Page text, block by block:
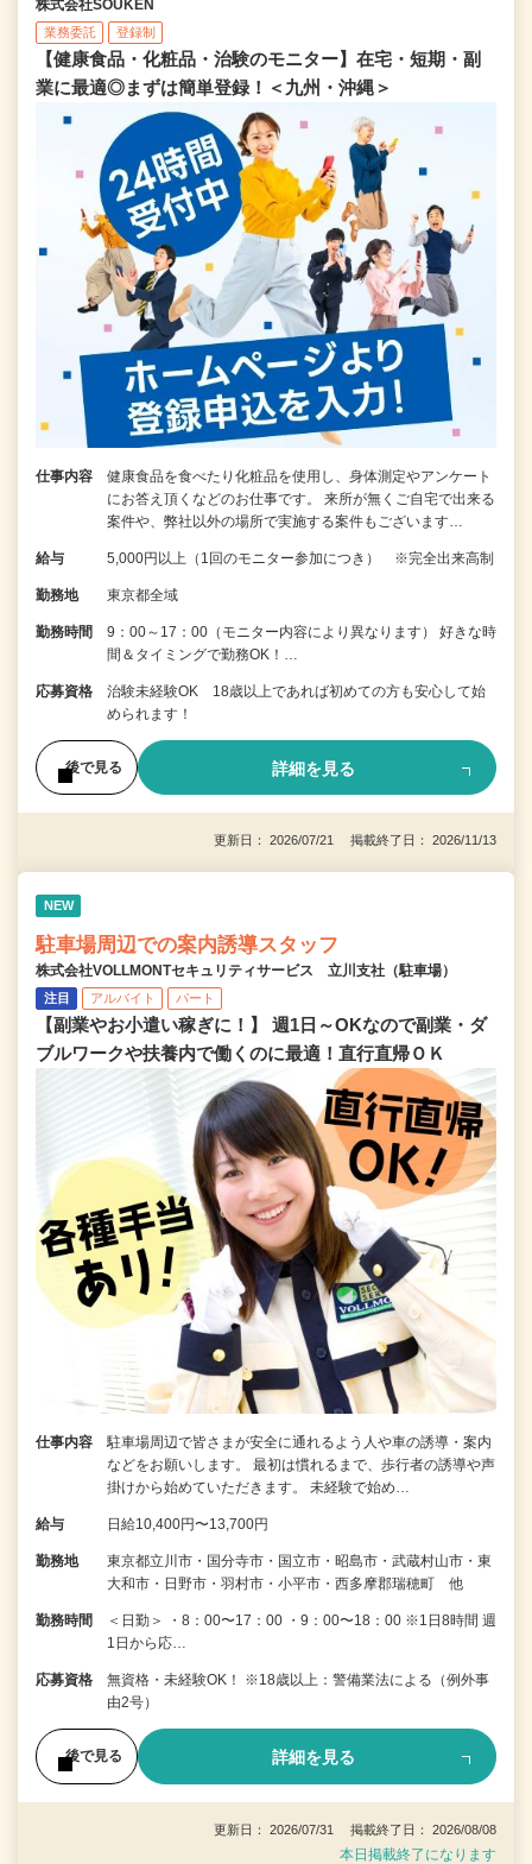
株式会社SOUKEN
業務委託 登録制
【健康食品・化粧品・治験のモニター】在宅・短期・副
業に最適◎まずは簡単登録！＜九州・沖縄＞
仕事内容
健康食品を食べたり化粧品を使用し、身体測定やアンケート
にお答え頂くなどのお仕事です。 来所が無くご自宅で出来る
案件や、弊社以外の場所で実施する案件もございます…
給与 5,000円以上（1回のモニター参加につき） ※完全出来高制
勤務地 東京都全域
勤務時間
9：00～17：00（モニター内容により異なります） 好きな時
間＆タイミングで勤務OK！…
応募資格
治験未経験OK 18歳以上であれば初めての方も安心して始
められます！
後で見る 詳細を見る
更新日： 2026/07/21 掲載終了日： 2026/11/13
NEW
駐車場周辺での案内誘導スタッフ
株式会社VOLLMONTセキュリティサービス 立川支社（駐車場）
注目 アルバイト パート
【副業やお小遣い稼ぎに！】 週1日～OKなので副業・ダ
ブルワークや扶養内で働くのに最適！直行直帰ＯＫ
仕事内容
駐車場周辺で皆さまが安全に通れるよう人や車の誘導・案内
などをお願いします。 最初は慣れるまで、歩行者の誘導や声
掛けから始めていただきます。 未経験で始め…
給与 日給10,400円〜13,700円
勤務地
東京都立川市・国分寺市・国立市・昭島市・武蔵村山市・東
大和市・日野市・羽村市・小平市・西多摩郡瑞穂町 他
勤務時間
＜日勤＞ ・8：00〜17：00 ・9：00〜18：00 ※1日8時間 週
1日から応…
応募資格
無資格・未経験OK！ ※18歳以上：警備業法による（例外事
由2号）
後で見る 詳細を見る
更新日： 2026/07/31 掲載終了日： 2026/08/08
本日掲載終了になります